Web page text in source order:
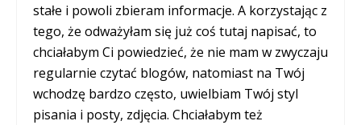
stałe i powoli zbieram informacje. A korzystając z
tego, że odważyłam się już coś tutaj napisać, to
chciałabym Ci powiedzieć, że nie mam w zwyczaju
regularnie czytać blogów, natomiast na Twój
wchodzę bardzo często, uwielbiam Twój styl
pisania i posty, zdjęcia. Chciałabym też